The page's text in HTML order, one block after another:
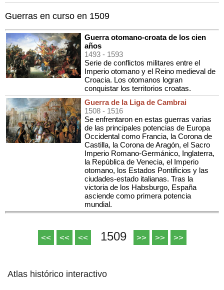
Guerras en curso en 1509
Guerra otomano-croata de los cien
años
1493 - 1593
Serie de conflictos militares entre el
Imperio otomano y el Reino medieval de
Croacia. Los otomanos logran
conquistar los territorios croatas.
Guerra de la Liga de Cambrai
1508 - 1516
Se enfrentaron en estas guerras varias
de las principales potencias de Europa
Occidental como Francia, la Corona de
Castilla, la Corona de Aragón, el Sacro
Imperio Romano-Germánico, Inglaterra,
la República de Venecia, el Imperio
otomano, los Estados Pontificios y las
ciudades-estado italianas. Tras la
victoria de los Habsburgo, España
asciende como primera potencia
mundial.
<< << << 1509 >> >> >>
Atlas histórico interactivo